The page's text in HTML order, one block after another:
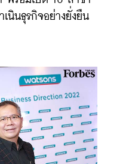
นินธุรกิจอย่างยั่งยืน